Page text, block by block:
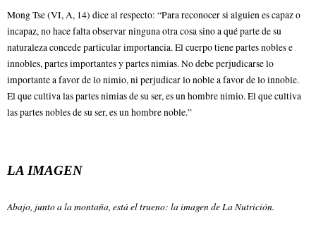
Mong Tse (VI, A, 14) dice al respecto: “Para reconocer si alguien es capaz o
incapaz, no hace falta observar ninguna otra cosa sino a qué parte de su
naturaleza concede particular importancia. El cuerpo tiene partes nobles e
innobles, partes importantes y partes nimias. No debe perjudicarse lo
importante a favor de lo nimio, ni perjudicar lo noble a favor de lo innoble.
El que cultiva las partes nimias de su ser, es un hombre nimio. El que cultiva
las partes nobles de su ser, es un hombre noble.”
LA IMAGEN
Abajo, junto a la montaña, está el trueno: la imagen de La Nutrición.